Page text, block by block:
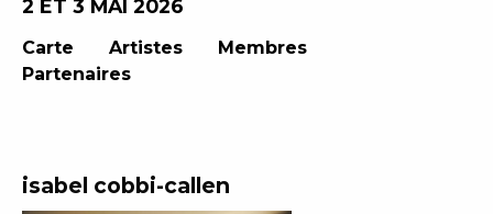
2 ET 3 MAI 2026
Carte Artistes
Membres
Partenaires
isabel cobbi-callen